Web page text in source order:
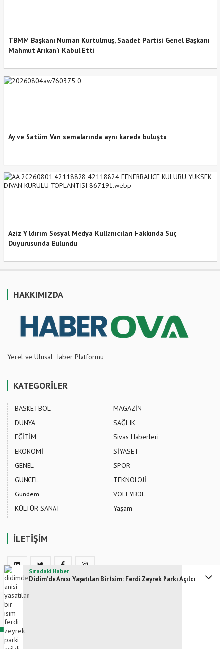
Sıradaki Haber
Didim’de Anısı Yaşatılan Bir İsim: Ferdi Zeyrek Parkı Açıldı
TBMM Başkanı Numan Kurtulmuş, Saadet Partisi Genel Başkanı
Mahmut Arıkan’ı Kabul Etti
Ay ve Satürn Van semalarında aynı karede buluştu
Aziz Yıldırım Sosyal Medya Kullanıcıları Hakkında Suç
Duyurusunda Bulundu
HAKKIMIZDA
Yerel ve Ulusal Haber Platformu
KATEGORİLER
BASKETBOL
DÜNYA
EĞİTİM
EKONOMİ
GENEL
GÜNCEL
Gündem
KÜLTÜR SANAT
MAGAZİN
SAĞLIK
Sivas Haberleri
SİYASET
SPOR
TEKNOLOJİ
VOLEYBOL
Yaşam
İLETİŞİM